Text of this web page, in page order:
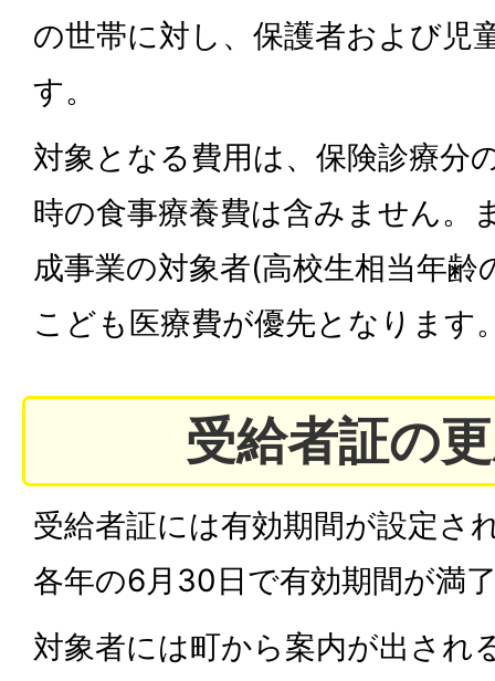
の世帯に対し、保護者および児
す。
対象となる費用は、保険診療分
時の食事療養費は含みません。
成事業の対象者(高校生相当年
こども医療費が優先となります
受給者証の
受給者証には有効期間が設定さ
各年の6月30日で有効期間が満
対象者には町から案内が出され